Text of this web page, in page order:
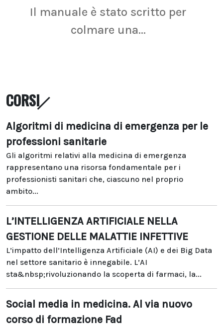
Il manuale è stato scritto per
colmare una...
CORSI
Algoritmi di medicina di emergenza per le
professioni sanitarie
Gli algoritmi relativi alla medicina di emergenza
rappresentano una risorsa fondamentale per i
professionisti sanitari che, ciascuno nel proprio
ambito...
L’INTELLIGENZA ARTIFICIALE NELLA
GESTIONE DELLE MALATTIE INFETTIVE
L’impatto dell’Intelligenza Artificiale (AI) e dei Big Data
nel settore sanitario è innegabile. L’AI
sta&nbsp;rivoluzionando la scoperta di farmaci, la...
Social media in medicina. Al via nuovo
corso di formazione Fad